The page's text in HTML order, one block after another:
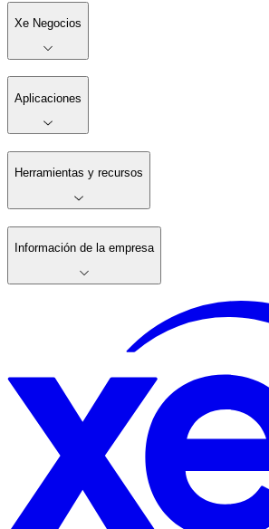
Xe Negocios
Aplicaciones
Herramientas y recursos
Información de la empresa